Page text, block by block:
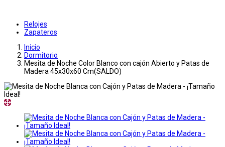
Relojes
Zapateros
Inicio
Dormitorio
Mesita de Noche Color Blanco con cajón Abierto y Patas de
Madera 45x30x60 Cm(SALDO)